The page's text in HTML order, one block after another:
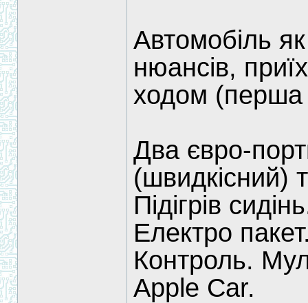
Автомобіль
нюансів,
ходом (перша
Два євро-
(швидкісний)
Підігрів
Електро
Контроль.
Apple Car.